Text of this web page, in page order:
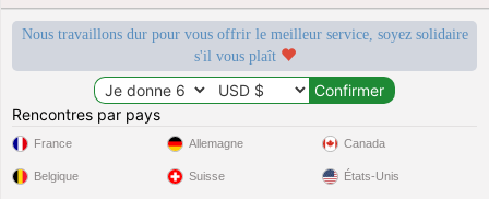
Nous travaillons dur pour vous offrir le meilleur service, soyez solidaire
s'il vous plaît
Rencontres par pays
France
Belgique
Allemagne
Suisse
Canada
États-Unis